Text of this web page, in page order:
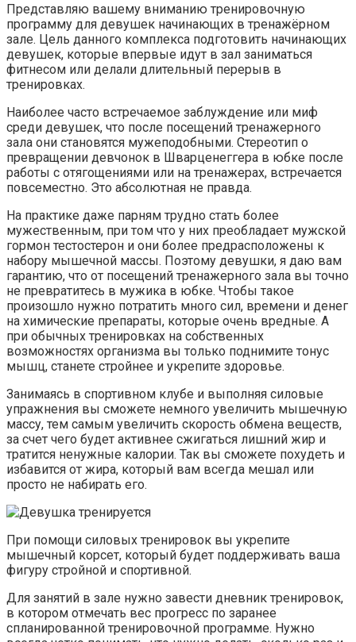
Представляю вашему вниманию тренировочную
программу для девушек начинающих в тренажёрном
зале. Цель данного комплекса подготовить начинающих
девушек, которые впервые идут в зал заниматься
фитнесом или делали длительный перерыв в
тренировках.
Наиболее часто встречаемое заблуждение или миф
среди девушек, что после посещений тренажерного
зала они становятся мужеподобными. Стереотип о
превращении девчонок в Шварценеггера в юбке после
работы с отягощениями или на тренажерах, встречается
повсеместно. Это абсолютная не правда.
На практике даже парням трудно стать более
мужественным, при том что у них преобладает мужской
гормон тестостерон и они более предрасположены к
набору мышечной массы. Поэтому девушки, я даю вам
гарантию, что от посещений тренажерного зала вы точно
не превратитесь в мужика в юбке. Чтобы такое
произошло нужно потратить много сил, времени и денег
на химические препараты, которые очень вредные. А
при обычных тренировках на собственных
возможностях организма вы только поднимите тонус
мышц, станете стройнее и укрепите здоровье.
Занимаясь в спортивном клубе и выполняя силовые
упражнения вы сможете немного увеличить мышечную
массу, тем самым увеличить скорость обмена веществ,
за счет чего будет активнее сжигаться лишний жир и
тратится ненужные калории. Так вы сможете похудеть и
избавится от жира, который вам всегда мешал или
просто не набирать его.
При помощи силовых тренировок вы укрепите
мышечный корсет, который будет поддерживать ваша
фигуру стройной и спортивной.
Для занятий в зале нужно завести дневник тренировок,
в котором отмечать вес прогресс по заранее
спланированной тренировочной программе. Нужно